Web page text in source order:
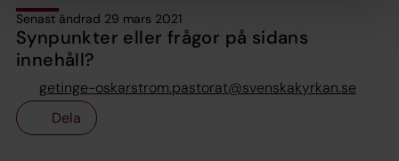
Senast ändrad 29 mars 2021
Synpunkter eller frågor på sidans
innehåll?
getinge-oskarstrom.pastorat@svenskakyrkan.se
Dela